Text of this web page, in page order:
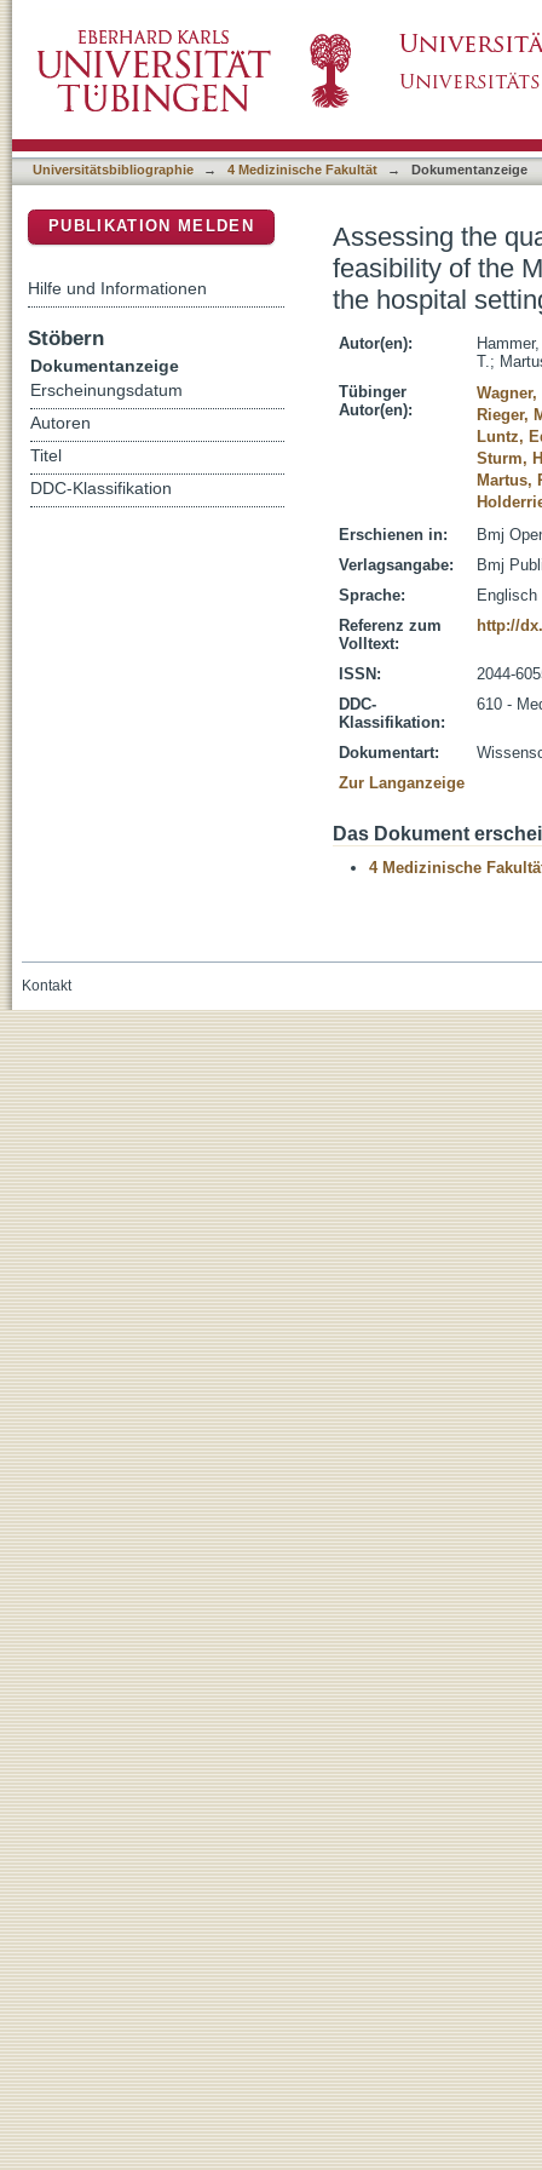
instrument for retrospective chart review in
Universitätsbibliographie → 4 Medizinische Fakultät → Dokumentanzeige
Assessing the
feasibility of the
the hospital
Autor(en):
T.;
Tübinger
Autor(en):
Wagner,
Rieger,
Luntz,
Sturm,
Martus,
Erschienen in:
Bmj
Verlagsangabe:
Bmj
Sprache:
Englisch
Referenz zum
Volltext:
http://
ISSN:
2044-
DDC-
Klassifikation:
610 -
Dokumentart:
Zur Langanzeige
Das Dokument
4 Medizinische
PUBLIKATION MELDEN
Hilfe und Informationen
Stöbern
Dokumentanzeige
Erscheinungsdatum
Autoren
Titel
DDC-Klassifikation
Kontakt